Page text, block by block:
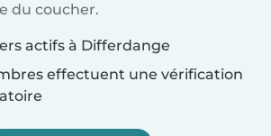
du coucher.
actifs à Differdange
effectuent une vérification